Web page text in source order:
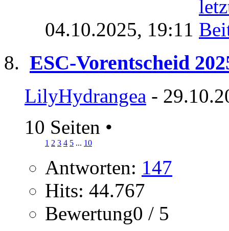
04.10.2025, 19:11
ESC-Vorentscheid
LilyHydrangea -
10 Seiten •
1 2 3 4 5 ... 10
Antworten: 147
Hits: 44.767
Bewertung0 / 5